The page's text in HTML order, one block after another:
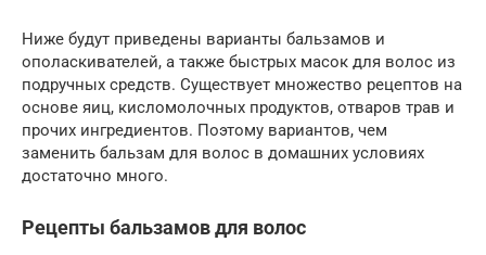
Ниже будут приведены варианты бальзамов и
ополаскивателей, а также быстрых масок для волос из
подручных средств. Существует множество рецептов на
основе яиц, кисломолочных продуктов, отваров трав и
прочих ингредиентов. Поэтому вариантов, чем
заменить бальзам для волос в домашних условиях
достаточно много.
Рецепты бальзамов для волос